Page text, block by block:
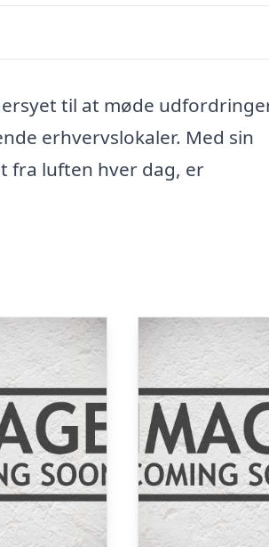
til at møde
erhvervslokaler. Med sin
fra luften hver dag, er